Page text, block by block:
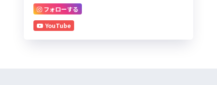
フォローする
YouTube